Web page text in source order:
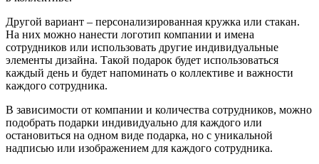
Другой вариант – персонализированная кружка или стакан.
На них можно нанести логотип компании и имена
сотрудников или использовать другие индивидуальные
элементы дизайна. Такой подарок будет использоваться
каждый день и будет напоминать о коллективе и важности
каждого сотрудника.
В зависимости от компании и количества сотрудников, можно
подобрать подарки индивидуально для каждого или
остановиться на одном виде подарка, но с уникальной
надписью или изображением для каждого сотрудника.